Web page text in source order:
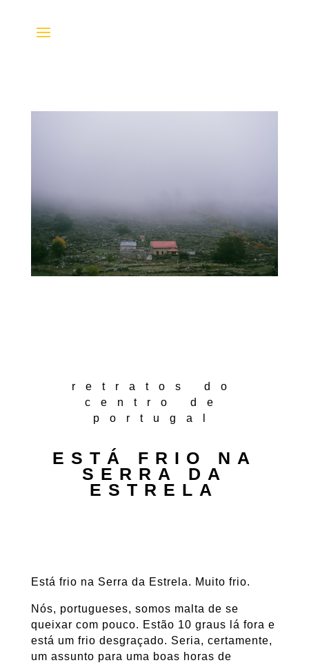
retratos do
centro de
portugal
ESTÁ FRIO NA
SERRA DA
ESTRELA
Está frio na Serra da Estrela. Muito frio.
Nós, portugueses, somos malta de se
queixar com pouco. Estão 10 graus lá fora e
está um frio desgraçado. Seria, certamente,
um assunto para uma boas horas de